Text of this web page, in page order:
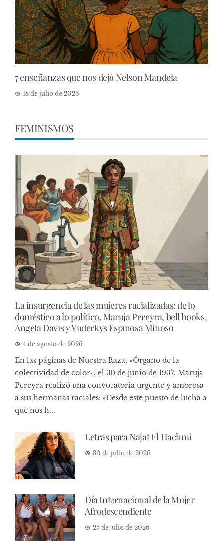
7 enseñanzas que nos dejó Nelson Mandela
18 de julio de 2026
FEMINISMOS
La insurgencia de las mujeres racializadas: de lo
doméstico a lo político. Maruja Pereyra, bell hooks,
Angela Davis y Yuderkys Espinosa Miñoso
4 de agosto de 2026
En las páginas de Nuestra Raza, «Órgano de la
colectividad de color», el 30 de junio de 1937, Maruja
Pereyra realizó una convocatoria urgente y amorosa
a sus hermanas raciales: «Desde este puesto de lucha a
que nos h...
Letras para Najat El Hachmi
30 de julio de 2026
Día Internacional de la Mujer
Afrodescendiente
25 de julio de 2026